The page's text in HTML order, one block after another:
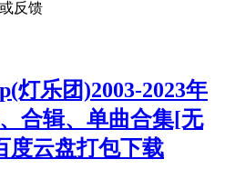
反馈
灯乐团)2003-2023年
合辑、单曲合集[无
度云盘打包下载